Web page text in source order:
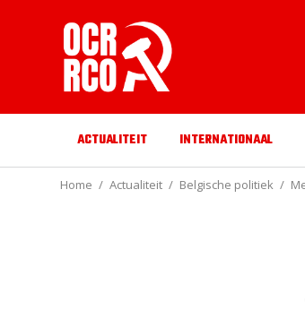
ACTUALITEIT INTERNATIONAAL
Home Actualiteit Belgische politiek